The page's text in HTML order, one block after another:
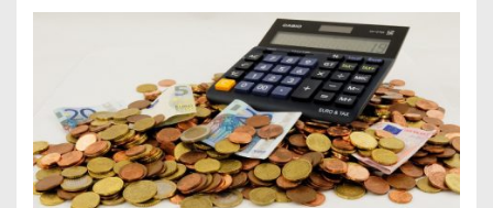
jeden
erfahren
Sie
es